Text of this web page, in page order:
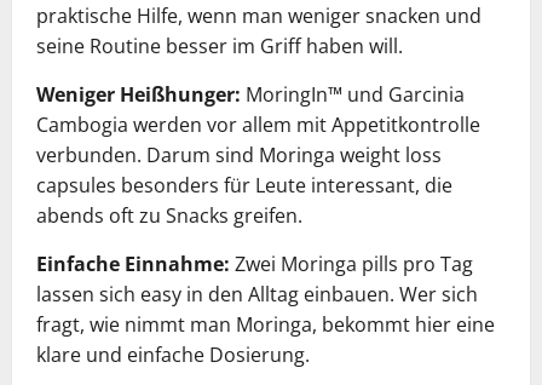
praktische Hilfe, wenn man weniger snacken und
seine Routine besser im Griff haben will.
Weniger Heißhunger: MoringIn™ und Garcinia
Cambogia werden vor allem mit Appetitkontrolle
verbunden. Darum sind Moringa weight loss
capsules besonders für Leute interessant, die
abends oft zu Snacks greifen.
Einfache Einnahme: Zwei Moringa pills pro Tag
lassen sich easy in den Alltag einbauen. Wer sich
fragt, wie nimmt man Moringa, bekommt hier eine
klare und einfache Dosierung.